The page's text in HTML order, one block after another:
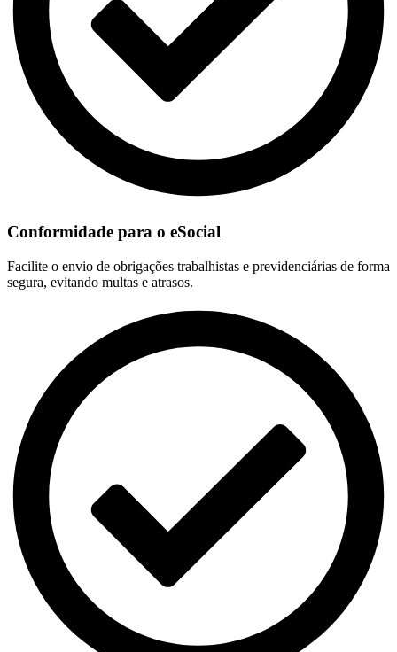
Conformidade para o eSocial
Facilite o envio de obrigações trabalhistas e previdenciárias de forma
segura, evitando multas e atrasos.